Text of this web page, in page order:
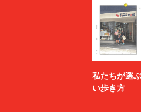
私たちが選
い歩き方